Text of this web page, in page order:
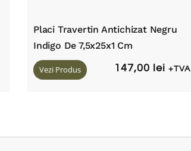
Placi Travertin Antichizat Negru
Indigo De 7,5x25x1 Cm
Vezi Produs 147,00 lei +TVA